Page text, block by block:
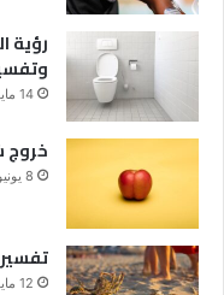
رؤية
14 مايو، 2025
خروج
8 يونيو، 2025
12 مايو، 2025